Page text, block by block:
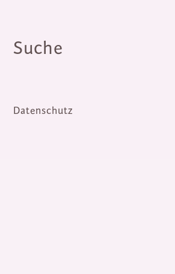
Suche
Datenschutz